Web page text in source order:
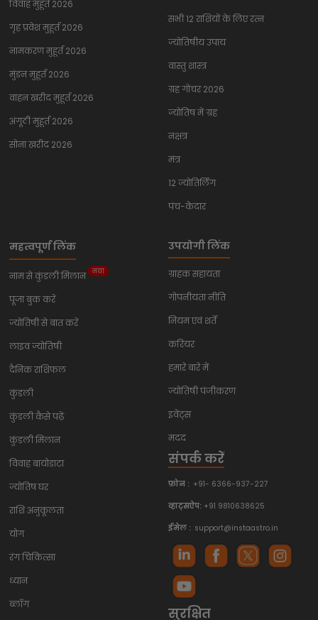
विवाह मुहूर्त 2026
गृह प्रवेश मुहूर्त 2026
नामकरण मुहूर्त 2026
मुंडन मुहूर्त 2026
वाहन खरीद मुहूर्त 2026
अंगूठी मुहूर्त 2026
सोना खरीद 2026
सभी 12 राशियों के लिए रत्न
ज्योतिषीय उपाय
वास्तु शास्त्र
ग्रह गोचर 2026
ज्योतिष में ग्रह
नक्षत्र
मंत्र
12 ज्योतिर्लिंग
पंच-केदार
महत्वपूर्ण लिंक
नाम से कुंडली मिलान नया
पूजा बुक करें
ज्योतिषी से बात करें
लाइव ज्योतिषी
दैनिक राशिफल
कुंडली
कुंडली कैसे पढ़ें
कुंडली मिलान
विवाह बायोडाटा
ज्योतिष घर
राशि अनुकूलता
योग
रंग चिकित्सा
ध्यान
ब्लॉग
उपयोगी लिंक
ग्राहक सहायता
गोपनीयता नीति
नियम एवं शर्तें
करियर
हमारे बारे में
ज्योतिषी पंजीकरण
इवेंट्स
मदद
संपर्क करें
फ़ोन : +91- 6366-937-227
व्हाट्सऐप: +91 9810638625
ईमेल : support@instaastro.in
सुरक्षित